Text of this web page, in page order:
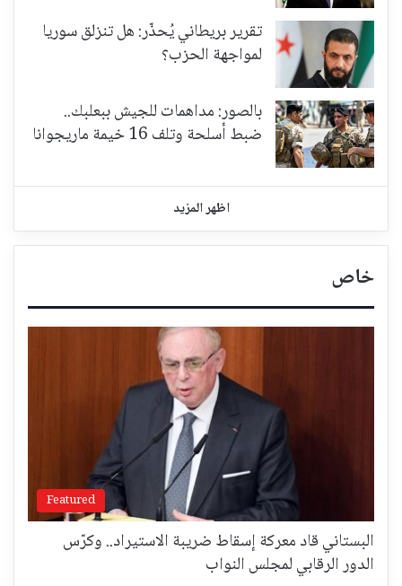
تقرير بريطاني يُحذّر: هل تنزلق سوريا
لمواجهة الحزب؟
بالصور: مداهمات للجيش ببعلبك..
ضبط أسلحة وتلف 16 خيمة ماريجوانا
اظهر المزيد
خاص
Featured
البستاني قاد معركة إسقاط ضريبة الاستيراد.. وكرّس
الدور الرقابي لمجلس النواب